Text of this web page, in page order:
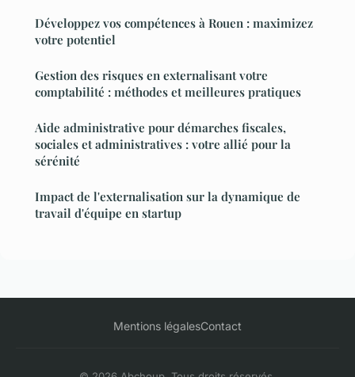
Développez vos compétences à Rouen : maximizez
votre potentiel
Gestion des risques en externalisant votre
comptabilité : méthodes et meilleures pratiques
Aide administrative pour démarches fiscales,
sociales et administratives : votre allié pour la
sérénité
Impact de l'externalisation sur la dynamique de
travail d'équipe en startup
Mentions légalesContact